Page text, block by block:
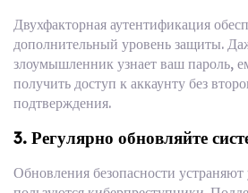
Двухфакторная аутентификация
дополнительный уровень защиты.
злоумышленник узнает ваш пароль,
получить доступ к аккаунту без
подтверждения.
3. Регулярно обновляйте
Обновления безопасности